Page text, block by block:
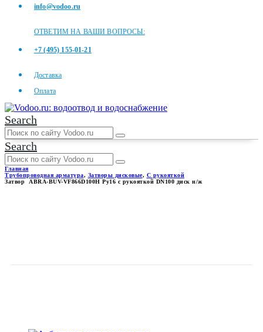
info@vodoo.ru
ОТВЕТИМ НА ВАШИ ВОПРОСЫ:
+7 (495) 155-01-21
Доставка
Оплата
Search
Search
Главная
Трубопроводная арматура, Затворы дисковые, С рукояткой
Затвор ABRA-BUV-VF866D100H Ру16 с рукояткой DN100 диск н/ж